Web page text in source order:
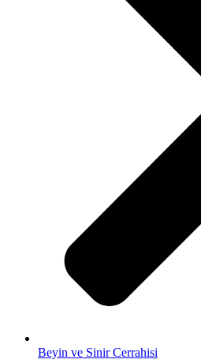
Beyin ve Sinir Cerrahisi